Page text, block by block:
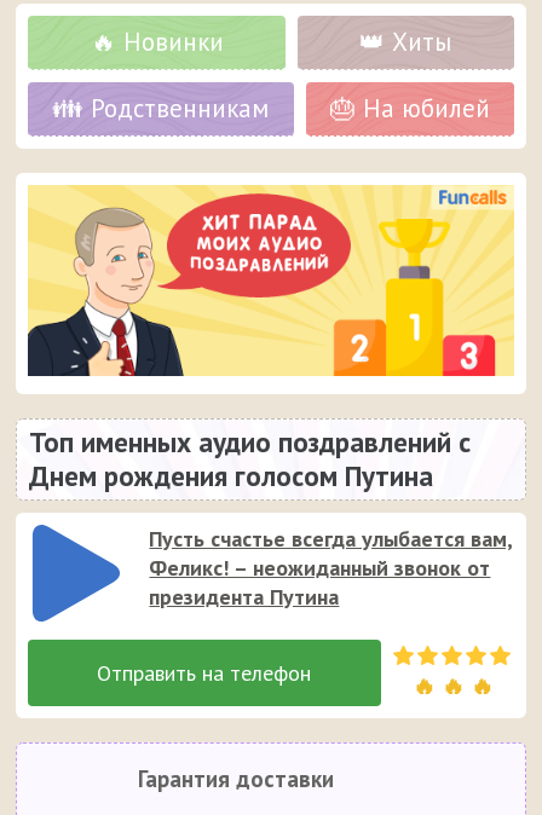
🔥 Новинки 👑 Хиты
👪 Родственникам 🎂 На юбилей
Топ именных аудио поздравлений с
Днем рождения голосом Путина
Пусть счастье всегда улыбается вам,
Феликс! – неожиданный звонок от
президента Путина
🔥 🔥 🔥
Гарантия доставки